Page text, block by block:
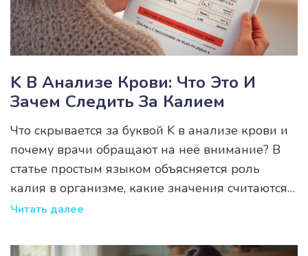
обращения к врачу.
K В Анализе Крови: Что Это И
Зачем Следить За Калием
Что скрывается за буквой K в анализе крови и
почему врачи обращают на неё внимание? В
статье простым языком объясняется роль
калия в организме, какие значения считаются
нормой и когда стоит насторожиться. Читайте о
значении для сердца и мышц, а также о
Читать далее